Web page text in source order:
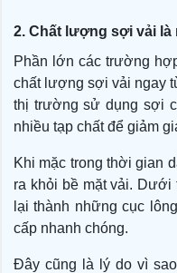
2. Chất lượng sợi vải
Phần lớn các trường
chất lượng sợi vải ngay
thị trường sử dụng sợi
nhiều tạp chất để giảm
Khi mặc trong thời gian
ra khỏi bề mặt vải. Dưới
lại thành những cục
cấp nhanh chóng.
Đây cũng là lý do vì